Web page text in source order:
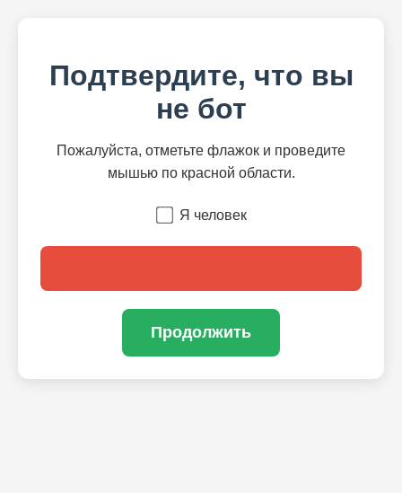
Подтвердите, что вы
не бот
Пожалуйста, отметьте флажок и проведите
мышью по красной области.
Я человек
Продолжить